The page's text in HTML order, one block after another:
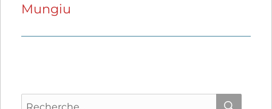
suivante :
Mungiu
Recherche